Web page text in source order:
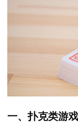
一、扑克类游